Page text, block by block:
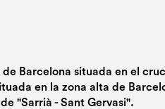
de Barcelona situada en el
en la zona alta de
"Sarrià - Sant Gervasi".